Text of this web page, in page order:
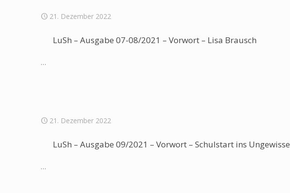
21. Dezember 2022
LuSh – Ausgabe 07-08/2021 – Vorwort – Lisa Brausch
…
21. Dezember 2022
LuSh – Ausgabe 09/2021 – Vorwort – Schulstart ins Ungewisse
…